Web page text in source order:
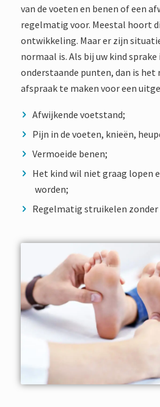
van de voeten en benen of een
regelmatig voor. Meestal hoort
ontwikkeling. Maar er zijn
normaal is. Als bij uw kind sprake
onderstaande punten, dan is het
afspraak te maken voor een
Afwijkende voetstand;
Pijn in de voeten, knieën,
Vermoeide benen;
Het kind wil niet graag lopen
worden;
Regelmatig struikelen zonder